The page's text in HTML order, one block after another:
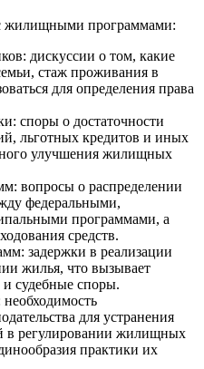
жилищными программами:
дискуссии о том, какие
стаж проживания в
для определения права
споры о достаточности
льготных кредитов и иных
улучшения жилищных
вопросы о распределении
федеральными,
программами, а
средств.
задержки в реализации
жилья, что вызывает
и судебные споры.
для устранения
в регулировании жилищных
практики их